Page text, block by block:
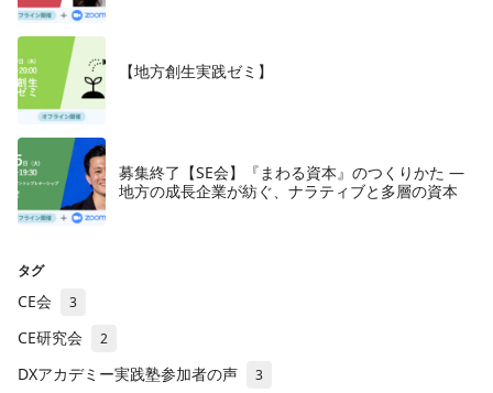
【地方創生実践ゼミ】
募集終了【SE会】『まわる資本』のつくりかた —
地方の成長企業が紡ぐ、ナラティブと多層の資本
タグ
CE会 3
CE研究会 2
DXアカデミー実践塾参加者の声 3